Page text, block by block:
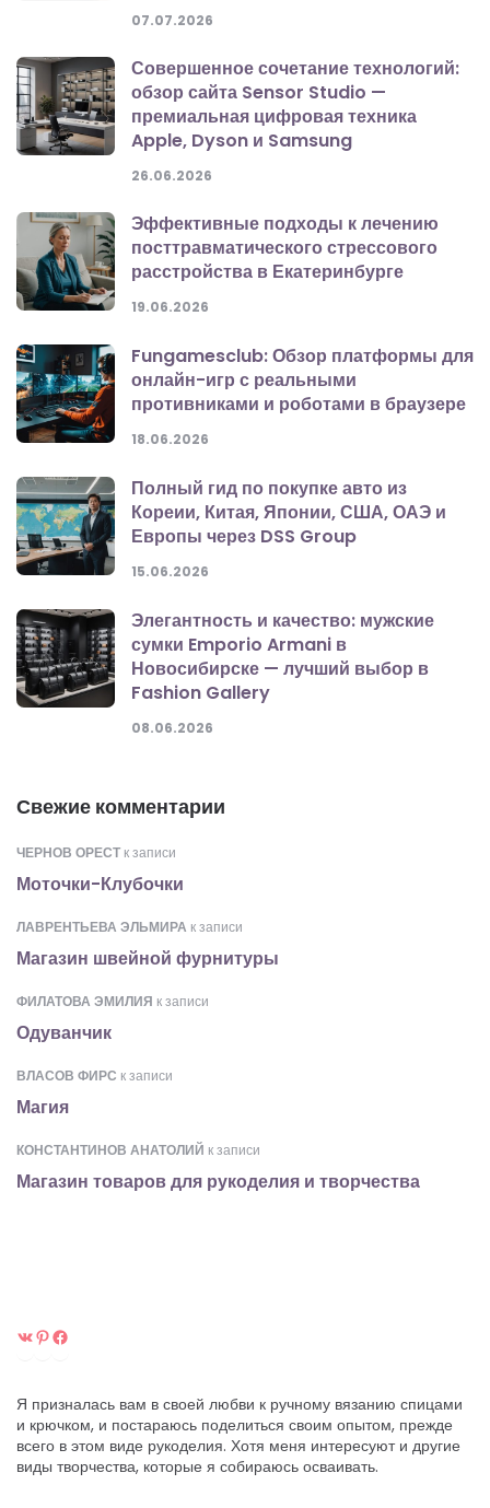
07.07.2026
Совершенное сочетание технологий:
обзор сайта Sensor Studio —
премиальная цифровая техника
Apple, Dyson и Samsung
26.06.2026
Эффективные подходы к лечению
посттравматического стрессового
расстройства в Екатеринбурге
19.06.2026
Fungamesclub: Обзор платформы для
онлайн-игр с реальными
противниками и роботами в браузере
18.06.2026
Полный гид по покупке авто из
Кореии, Китая, Японии, США, ОАЭ и
Европы через DSS Group
15.06.2026
Элегантность и качество: мужские
сумки Emporio Armani в
Новосибирске — лучший выбор в
Fashion Gallery
08.06.2026
Свежие комментарии
ЧЕРНОВ ОРЕСТ к записи
Моточки-Клубочки
ЛАВРЕНТЬЕВА ЭЛЬМИРА к записи
Магазин швейной фурнитуры
ФИЛАТОВА ЭМИЛИЯ к записи
Одуванчик
ВЛАСОВ ФИРС к записи
Магия
КОНСТАНТИНОВ АНАТОЛИЙ к записи
Магазин товаров для рукоделия и творчества
ВКонтакте
Pinterest
Я призналась вам в своей любви к ручному вязанию спицами
и крючком, и постараюсь поделиться своим опытом, прежде
всего в этом виде рукоделия. Хотя меня интересуют и другие
виды творчества, которые я собираюсь осваивать.